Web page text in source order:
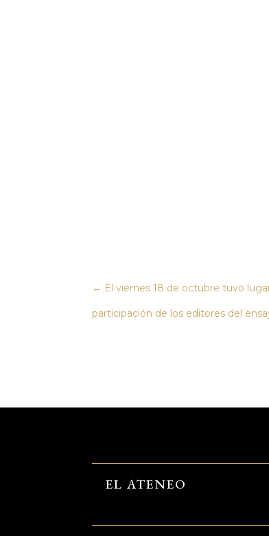
← El viernes 18 de octubre tuvo
participación de los editores del
EL ATENEO